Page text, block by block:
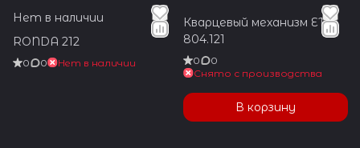
Нет в наличии
RONDA 212
0 0 Нет в наличии
Кварцевый механизм ETA
804.121
0
0
Снято с производства
В корзину